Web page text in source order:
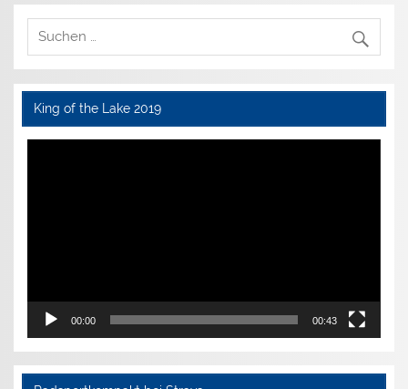
King of the Lake 2019
Video-
00:00 00:43